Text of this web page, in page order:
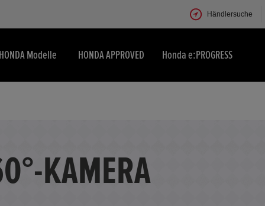
Händlersuche
Modelle HONDA APPROVED Honda e:PROGRESS
KAMERA